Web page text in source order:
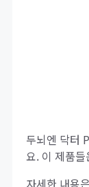
두뇌엔 닥터
요. 이 제품
자세한 내용